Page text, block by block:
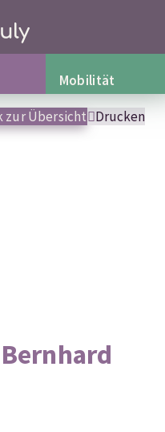
Mobilität
zur Übersicht Drucken